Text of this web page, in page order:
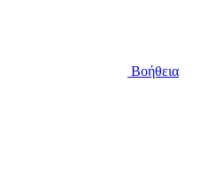
Βοήθεια